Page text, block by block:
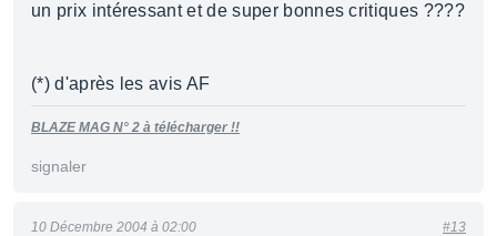
un prix intéressant et de super bonnes critiques ????
(*) d'après les avis AF
BLAZE MAG N° 2 à télécharger !!
signaler
10 Décembre 2004 à 02:00 #13